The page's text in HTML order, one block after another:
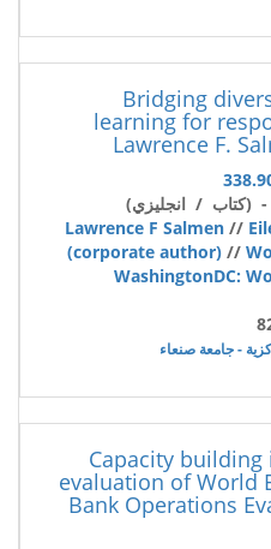
Bridging
learning for
Lawrence F.
- (كتاب / انجليزي)
Lawrence F Salmen //
(corporate author) //
WashingtonDC:
- جامعة صنعاء
Capacity building
evaluation of World
Bank Operations